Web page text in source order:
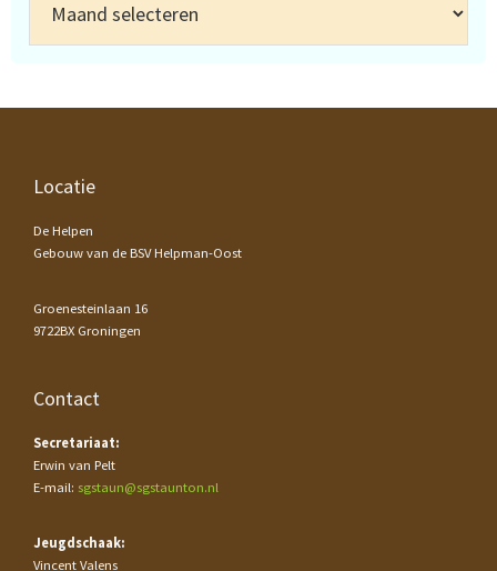
Footer
Locatie
De Helpen
Gebouw van de BSV Helpman-Oost
Groenesteinlaan 16
9722BX Groningen
Contact
Secretariaat:
Erwin van Pelt
E-mail: sgstaun@sgstaunton.nl
Jeugdschaak:
Vincent Valens